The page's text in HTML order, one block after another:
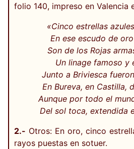
folio 140, impreso en Valencia
«Cinco estrellas
En ese escudo de
Son de los Rojas
Un linage famoso y
Junto a Briviesca
En Bureva, en Castilla,
Aunque por todo el
Del sol toca, extendida
2.- Otros: En oro, cinco
rayos puestas en sotuer.